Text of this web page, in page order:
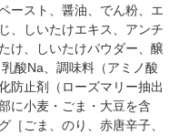
ースト、醤油、でん粉、エ
、しいたけエキス、アンチ
け、しいたけパウダー、醸
酸Na、調味料（アミノ酸
防止剤（ローズマリー抽出
に小麦・ごま・大豆を含
［ごま、のり、赤唐辛子、